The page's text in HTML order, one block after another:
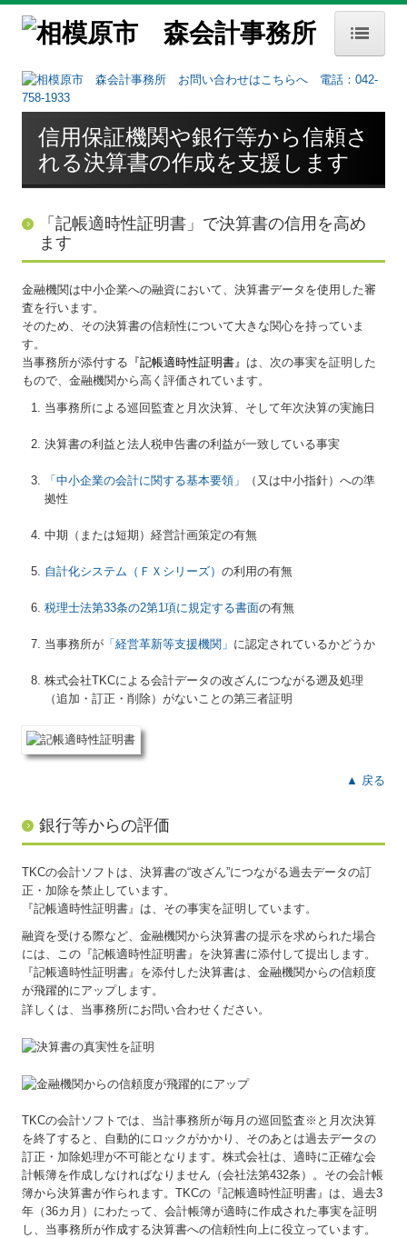
HOME
事務所案内
事務所概要
経営理念
交通案内
セミナー案内
業務内容
業務内容
FX4クラウド
病医院の新規開業・経営改善
病院・診療所の皆様へ
経営者の皆様をサポート
経営者オススメ情報
TKCシステムQ&A
経営改善オンデマンド講座
円滑な事業承継を支援
創業支援サービス
求人情報
お客様の声
お問合せ
よくあるご質問
リンク集
信用保証機関や銀行等から信頼さ
れる決算書の作成を支援します
「記帳適時性証明書」で決算書の信用を高め
ます
金融機関は中小企業への融資において、決算書データを使用した審
査を行います。
そのため、その決算書の信頼性について大きな関心を持っていま
す。
当事務所が添付する 『記帳適時性証明書』 は、次の事実を証明した
もので、金融機関から高く評価されています。
当事務所による巡回監査と月次決算、そして年次決算の実施日
決算書の利益と法人税申告書の利益が一致している事実
「中小企業の会計に関する基本要領」
（又は中小指針）への準
拠性
中期（または短期）経営計画策定の有無
自計化システム（ＦＸシリーズ）の利用の有無
税理士法第33条の2第1項に規定する書面の有無
当事務所が 「経営革新等支援機関」 に認定されているかどうか
株式会社TKCによる会計データの改ざんにつながる遡及処理
（追加・訂正・削除）がないことの第三者証明
▲ 戻る
銀行等からの評価
TKCの会計ソフトは、決算書の“改ざん”につながる過去データの訂
正・加除を禁止しています。
『記帳適時性証明書』は、その事実を証明しています。
融資を受ける際など、金融機関から決算書の提示を求められた場合
には、この『記帳適時性証明書』を決算書に添付して提出します。
『記帳適時性証明書』を添付した決算書は、金融機関からの信頼度
が飛躍的にアップします。
詳しくは、当事務所にお問い合わせください。
TKCの会計ソフトでは、当計事務所が毎月の巡回監査※と月次決算
を終了すると、自動的にロックがかかり、そのあとは過去データの
訂正・加除処理が不可能となります。株式会社は、適時に正確な会
計帳簿を作成しなければなりません（会社法第432条）。その会計帳
簿から決算書が作られます。TKCの『記帳適時性証明書』は、過去3
年（36カ月）にわたって、会計帳簿が適時に作成された事実を証明
し、当事務所が作成する決算書への信頼性向上に役立っています。